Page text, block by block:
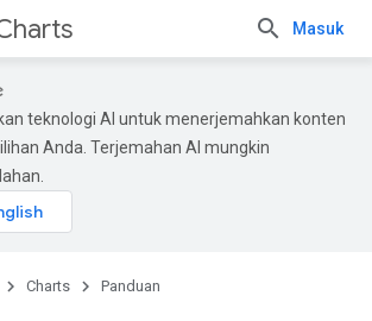
Masuk
teknologi AI untuk menerjemahkan konten
Anda. Terjemahan AI mungkin
Charts Panduan